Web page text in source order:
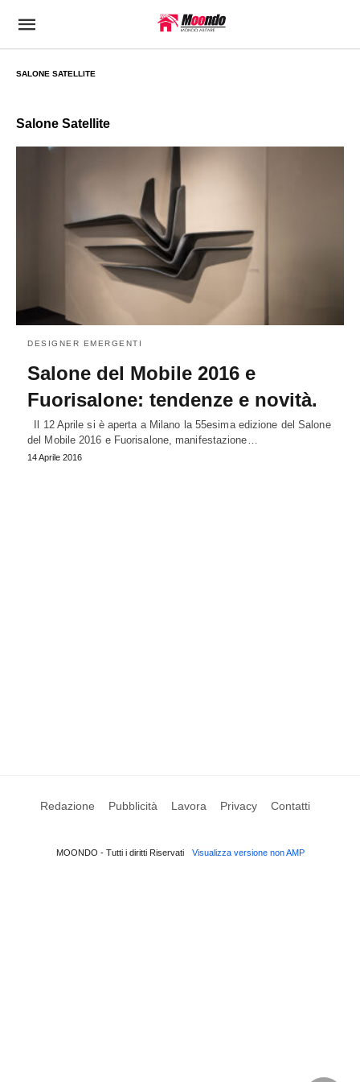
SALONE SATELLITE
Salone Satellite
DESIGNER EMERGENTI
Salone del Mobile 2016 e
Fuorisalone: tendenze e novità.
Il 12 Aprile si è aperta a Milano la 55esima edizione del Salone
del Mobile 2016 e Fuorisalone, manifestazione…
14 Aprile 2016
Redazione Pubblicità Lavora Privacy Contatti
MOONDO - Tutti i diritti Riservati Visualizza versione non AMP